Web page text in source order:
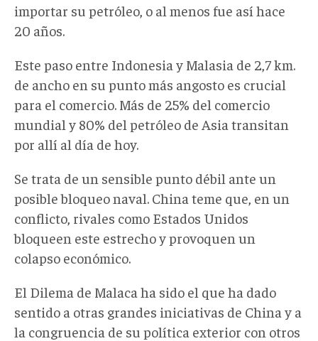
importar su petróleo, o al menos fue así hace
20 años.
Este paso entre Indonesia y Malasia de 2,7 km.
de ancho en su punto más angosto es crucial
para el comercio. Más de 25% del comercio
mundial y 80% del petróleo de Asia transitan
por allí al día de hoy.
Se trata de un sensible punto débil ante un
posible bloqueo naval. China teme que, en un
conflicto, rivales como Estados Unidos
bloqueen este estrecho y provoquen un
colapso económico.
El Dilema de Malaca ha sido el que ha dado
sentido a otras grandes iniciativas de China y a
la congruencia de su política exterior con otros